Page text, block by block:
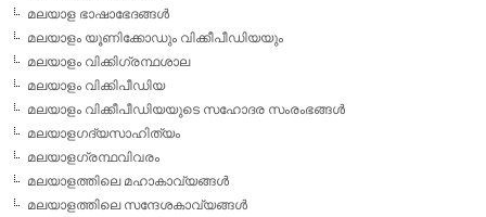
മലയാള ഭാഷാഭേദങ്ങള്‍
മലയാളം യൂണിക്കോഡും വിക്കീപീഡിയയും
മലയാളം വിക്കിഗ്രന്ഥശാല
മലയാളം വിക്കിപീഡിയ
മലയാളം വിക്കീപീഡിയയുടെ സഹോദര സംരംഭങ്ങള്‍
മലയാളഗദ്യസാഹിത്യം
മലയാളഗ്രന്ഥവിവരം
മലയാളത്തിലെ മഹാകാവ്യങ്ങള്‍
മലയാളത്തിലെ സന്ദേശകാവ്യങ്ങള്‍